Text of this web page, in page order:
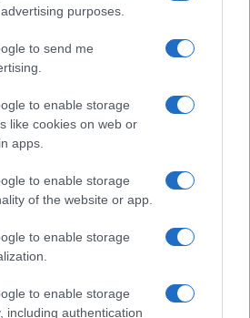
purposes.
to send me
to enable storage
like cookies on web or
apps.
to enable storage
of the website or app.
to enable storage
to enable storage
including authentication
impeccabile: come scegliere la
per la casa e l’ufficio
la fine di un lungo dolore: storia e
strada che segnò la Gallura
campagne di Berchidda, rischio per
via i cancelli del cantiere: la Gallura